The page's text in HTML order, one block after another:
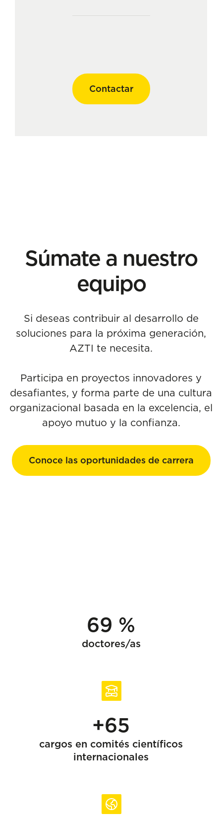
Contactar
Súmate a nuestro
equipo
Si deseas contribuir al desarrollo de
soluciones para la próxima generación,
AZTI te necesita.
Participa en proyectos innovadores y
desafiantes, y forma parte de una cultura
organizacional basada en la excelencia, el
apoyo mutuo y la confianza.
Conoce las oportunidades de carrera
69 %
doctores/as
+65
cargos en comités científicos
internacionales